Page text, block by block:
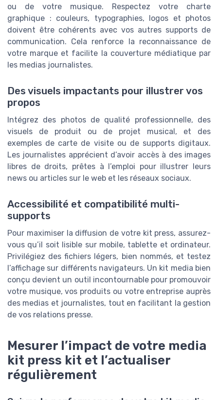
ou de votre musique. Respectez votre charte
graphique : couleurs, typographies, logos et photos
doivent être cohérents avec vos autres supports de
communication. Cela renforce la reconnaissance de
votre marque et facilite la couverture médiatique par
les medias journalistes.
Des visuels impactants pour illustrer vos
propos
Intégrez des photos de qualité professionnelle, des
visuels de produit ou de projet musical, et des
exemples de carte de visite ou de supports digitaux.
Les journalistes apprécient d’avoir accès à des images
libres de droits, prêtes à l’emploi pour illustrer leurs
news ou articles sur le web et les réseaux sociaux.
Accessibilité et compatibilité multi-
supports
Pour maximiser la diffusion de votre kit press, assurez-
vous qu’il soit lisible sur mobile, tablette et ordinateur.
Privilégiez des fichiers légers, bien nommés, et testez
l’affichage sur différents navigateurs. Un kit media bien
conçu devient un outil incontournable pour promouvoir
votre musique, vos produits ou votre entreprise auprès
des medias et journalistes, tout en facilitant la gestion
de vos relations presse.
Mesurer l’impact de votre media
kit press kit et l’actualiser
régulièrement